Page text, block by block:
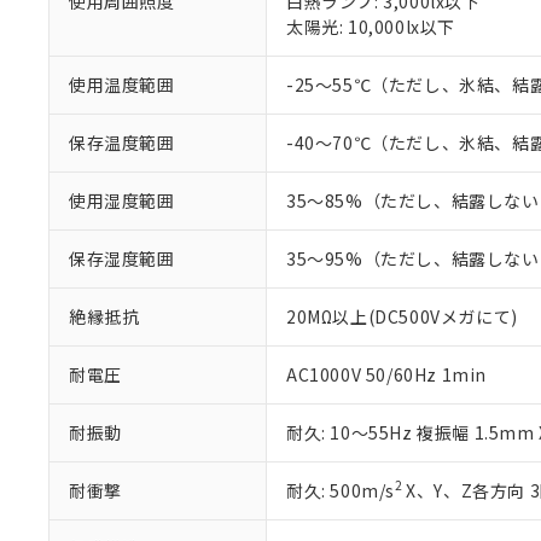
太陽光: 10,000lx以下
使用温度範囲 -25～55℃（ただし、氷結、結
保存温度範囲 -40～70℃（ただし、氷結、結
使用湿度範囲 35～85%（ただし、結露しない
保存湿度範囲 35～95%（ただし、結露しない
絶縁抵抗 20MΩ以上(DC500Vメガにて)
耐電圧 AC1000V 50/60Hz 1min
耐振動 耐久: 10～55Hz 複振幅 1.5mm
耐衝撃 耐久: 500m/s2X、Y、Z各方向
本サービス
くものです。
当社制御機
在庫状況お
のであり、
正式な納期
当社販売員
在庫状況お
す。
マイパーツ
ている必要
お客様が当
※当社の共同
いる法人を
*EU RoHS指令（10物質
鉛(Pb) 1000ppm以下、
六価クロム(Cr(Ⅵ))
フタル酸ビス(2-エチル
ル（DBP） 1000ppm
フタル酸エステル類の
※2 対応予定月
部品在庫の切り替
※3 非含有証明
下記の非含有証明
51物質の非含有証
※本証明書は発行
「×」：最大均質
「－」：未確認で
Cr(Ⅵ)(六価クロム) :
DEHP(フタル酸ビス(2-
※2 環境保護使
「10」：通常の使
味します。
「－」：未確認で
当社は、こ
などの必要な
当社は規制
ます。
当社は貴社
置等に一切
たしません。
記
説明
一定数
△ 一定数に
－
在庫な
白